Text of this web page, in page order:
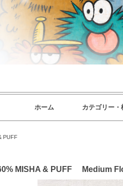
ホーム カテゴリー・
PUFF
MISHA & PUFF Medium